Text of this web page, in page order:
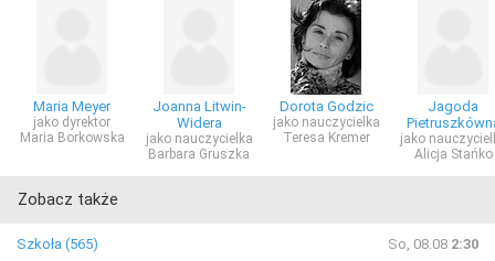
Maria Meyer
jako dyrektor
Maria Borkowska
Joanna Litwin-
Widera
jako nauczycielka
Barbara Gruszka
Dorota Godzic
jako nauczycielka
Teresa Kremer
Jagoda
jako
Alicja Stańko
Zobacz także
Szkoła (565) So, 08.08 2:30